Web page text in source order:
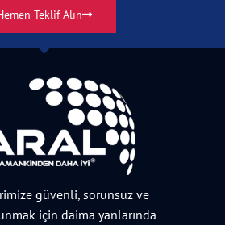
Teklif Alın
güvenli, sorunsuz ve
için daima yanlarında